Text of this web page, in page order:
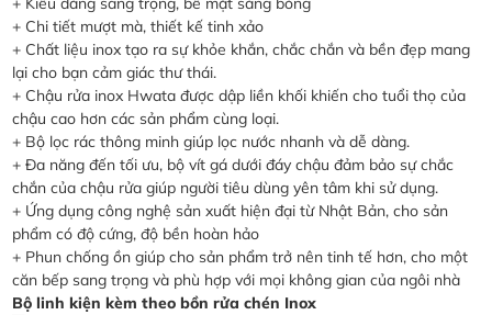
+ Chi tiết mượt mà, thiết kế tinh xảo
+ Chất liệu inox tạo ra sự khỏe khắn, chắc chắn và bền đẹp mang
lại cho bạn cảm giác thư thái.
+ Chậu rửa inox Hwata được dập liền khối khiến cho tuổi thọ của
chậu cao hơn các sản phẩm cùng loại.
+ Bộ lọc rác thông minh giúp lọc nước nhanh và dễ dàng.
+ Đa năng đến tối ưu, bộ vít gá dưới đáy chậu đảm bảo sự chắc
chắn của chậu rửa giúp người tiêu dùng yên tâm khi sử dụng.
+ Ứng dụng công nghệ sản xuất hiện đại từ Nhật Bản, cho sản
phẩm có độ cứng, độ bền hoàn hảo
+ Phun chống ồn giúp cho sản phẩm trở nên tinh tế hơn, cho một
căn bếp sang trọng và phù hợp với mọi không gian của ngôi nhà
Bộ linh kiện kèm theo bồn rửa chén Inox